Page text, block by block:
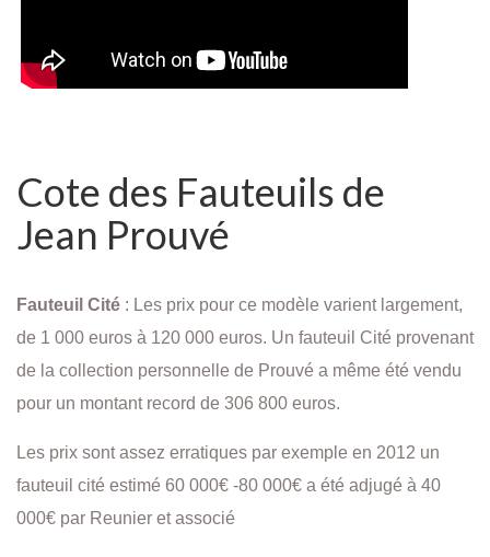
Cote des Fauteuils de
Jean Prouvé
Fauteuil Cité : Les prix pour ce modèle varient largement,
de 1 000 euros à 120 000 euros. Un fauteuil Cité provenant
de la collection personnelle de Prouvé a même été vendu
pour un montant record de 306 800 euros.
Les prix sont assez erratiques par exemple en 2012 un
fauteuil cité estimé 60 000€ -80 000€ a été adjugé à 40
000€ par Reunier et associé